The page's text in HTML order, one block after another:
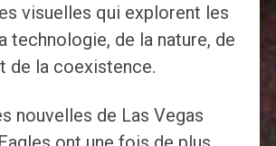
visuelles qui explorent les
technologie, de la nature, de
de la coexistence.
nouvelles de Las Vegas